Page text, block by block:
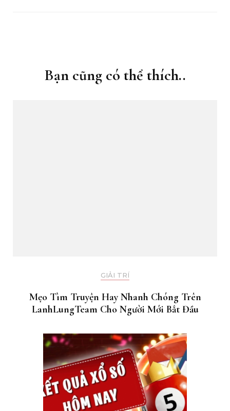
Bạn cũng có thể thích..
GIẢI TRÍ
Mẹo Tìm Truyện Hay Nhanh Chóng Trên
LanhLungTeam Cho Người Mới Bắt Đầu